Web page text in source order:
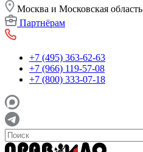
Москва и Московская область
Партнёрам
+7 (495) 363-62-63
+7 (966) 119-57-08
+7 (800) 333-07-18